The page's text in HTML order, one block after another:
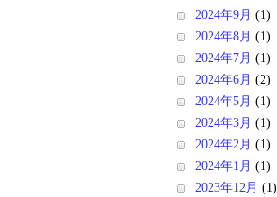
2024年9月 (1)
2024年8月 (1)
2024年7月 (1)
2024年6月 (2)
2024年5月 (1)
2024年3月 (1)
2024年2月 (1)
2024年1月 (1)
2023年12月 (1)